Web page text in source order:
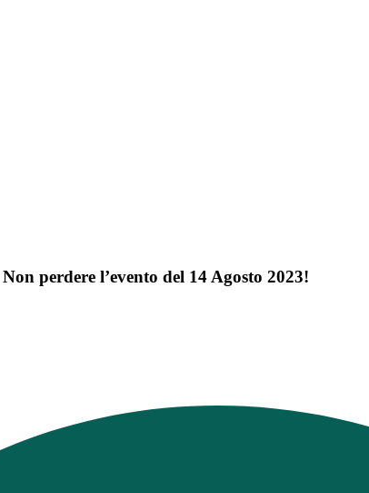
perdere l’evento del 14 Agosto 2023!